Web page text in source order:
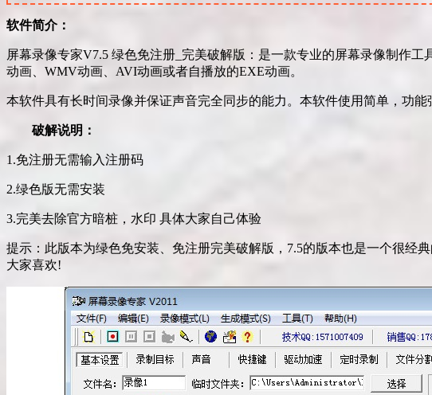
软件简介：
屏幕录像专家V7.5 绿色免注册_完美破解版：是一款专业的屏幕录像制作
动画、WMV动画、AVI动画或者自播放的EXE动画。
本软件具有长时间录像并保证声音完全同步的能力。本软件使用简单，功
破解说明：
1.免注册无需输入注册码
2.绿色版无需安装
3.完美去除官方暗桩，水印 具体大家自己体验
提示：此版本为绿色免安装、免注册完美破解版，7.5的版本也是一个很经
大家喜欢!